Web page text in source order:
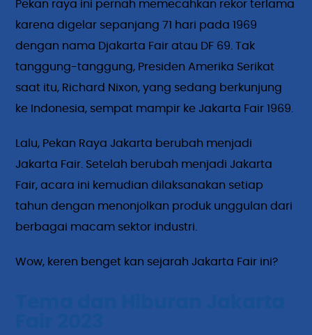
Pekan raya ini pernah memecahkan rekor terlama
karena digelar sepanjang 71 hari pada 1969
dengan nama Djakarta Fair atau DF 69. Tak
tanggung-tanggung, Presiden Amerika Serikat
saat itu, Richard Nixon, yang sedang berkunjung
ke Indonesia, sempat mampir ke Jakarta Fair 1969.
Lalu, Pekan Raya Jakarta berubah menjadi
Jakarta Fair. Setelah berubah menjadi Jakarta
Fair, acara ini kemudian dilaksanakan setiap
tahun dengan menonjolkan produk unggulan dari
berbagai macam sektor industri.
Wow, keren benget kan sejarah Jakarta Fair ini?